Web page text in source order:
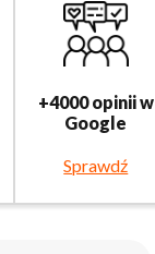
+4000 opinii w
Google
Sprawdź